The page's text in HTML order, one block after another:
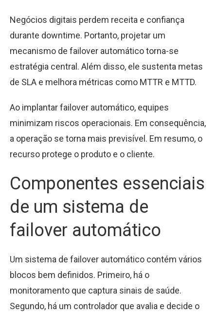
Negócios digitais perdem receita e confiança
durante downtime. Portanto, projetar um
mecanismo de failover automático torna-se
estratégia central. Além disso, ele sustenta metas
de SLA e melhora métricas como MTTR e MTTD.
Ao implantar failover automático, equipes
minimizam riscos operacionais. Em consequência,
a operação se torna mais previsível. Em resumo, o
recurso protege o produto e o cliente.
Componentes essenciais
de um sistema de
failover automático
Um sistema de failover automático contém vários
blocos bem definidos. Primeiro, há o
monitoramento que captura sinais de saúde.
Segundo, há um controlador que avalia e decide o